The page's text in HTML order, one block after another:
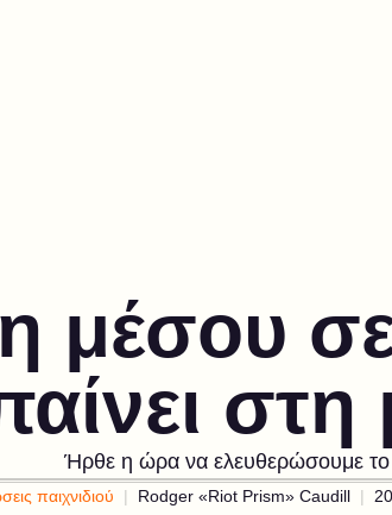
μέσου
Ήρθε η ώρα να ελευθερώσουμε το
παιχνιδιού Rodger «Riot Prism» Caudill